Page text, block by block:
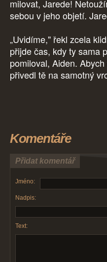
milovat, Jarede!
sebou v jeho objetí.
„Uvidíme," řekl zcela
přijde čas, kdy ty sama
pomiloval, Aiden.
přivedl tě na samotný
Komentáře
Přidat komentář
Jméno:
Nadpis:
Text: